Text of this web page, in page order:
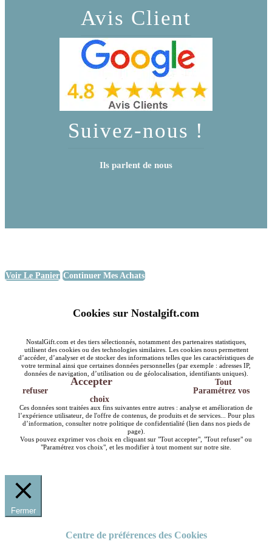
Avis Client
Suivez-nous !
Ils parlent de nous
Voir Le Panier Continuer Mes Achats
Cookies sur Nostalgift.com
NostalGift.com et des tiers sélectionnés, notamment des partenaires statistiques,
utilisent des cookies ou des technologies similaires. Les cookies nous permettent
d’accéder, d’analyser et de stocker des informations telles que les caractéristiques de
votre terminal ainsi que certaines données personnelles (par exemple : adresses IP,
données de navigation, d’utilisation ou de géolocalisation, identifiants uniques).
Accepter
Tout
refuser
Paramétrez vos
choix
Ces données sont traitées aux fins suivantes entre autres : analyse et amélioration de
l’expérience utilisateur, de l'offre de contenus, de produits et de services... Pour plus
d’information, consulter notre politique de confidentialité (lien dans nos pieds de
page).
Vous pouvez exprimer vos choix en cliquant sur "Tout accepter", "Tout refuser" ou
"Paramétrez vos choix", et les modifier à tout moment sur notre site.
Fermer
Centre de préférences des Cookies